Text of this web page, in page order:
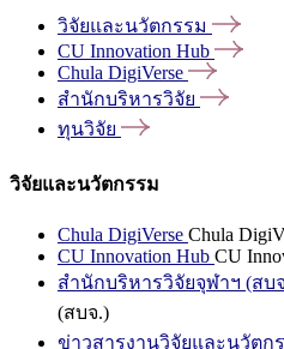
วิจัยและนวัตกรรม
CU Innovation Hub
Chula DigiVerse
สำนักบริหารวิจัย
ทุนวิจัย
วิจัยและนวัตกรรม
Chula DigiVerse Chula
CU Innovation Hub CU
สำนักบริหารวิจัยจุฬาฯ (สบ
(สบจ.)
ข่าวสารงานวิจัยและนวัตก